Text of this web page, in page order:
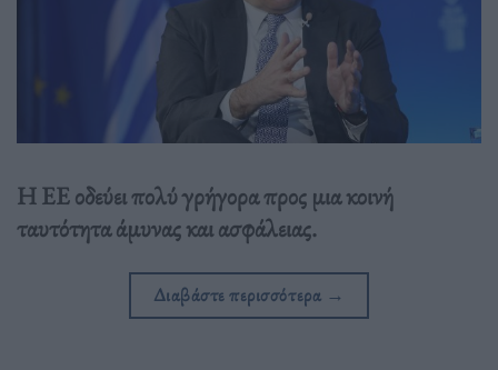
Η ΕΕ οδεύει πολύ γρήγορα προς μια κοινή
ταυτότητα άμυνας και ασφάλειας.
Διαβάστε περισσότερα →